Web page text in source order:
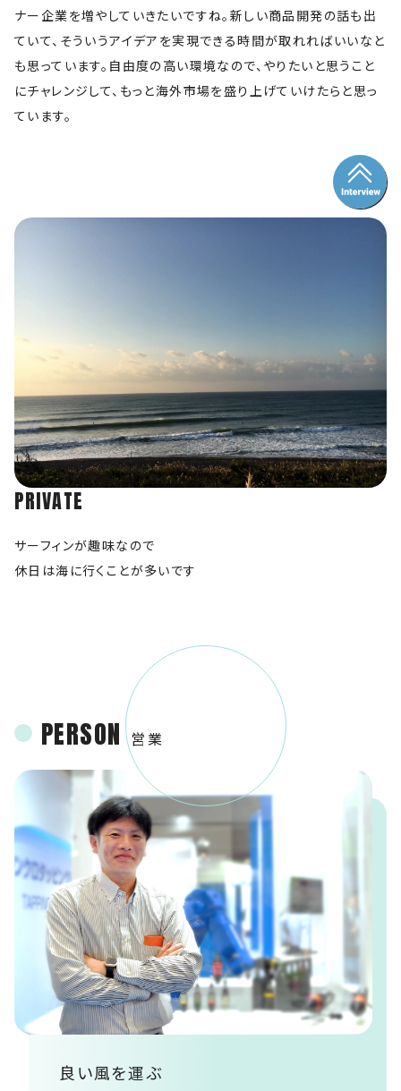
ナー企業を増やしていきたいですね。新しい商品開発の話も出
ていて、そういうアイデアを実現できる時間が取れればいいなと
も思っています。自由度の高い環境なので、やりたいと思うこと
にチャレンジして、もっと海外市場を盛り上げていけたらと思っ
ています。
PRIVATE
サーフィンが趣味なので
休日は海に行くことが多いです
PERSON 営業
良い風を運ぶ